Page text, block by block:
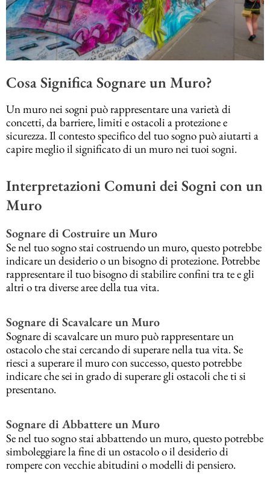
Cosa Significa Sognare un Muro?
Un muro nei sogni può rappresentare una varietà di
concetti, da barriere, limiti e ostacoli a protezione e
sicurezza. Il contesto specifico del tuo sogno può aiutarti a
capire meglio il significato di un muro nei tuoi sogni.
Interpretazioni Comuni dei Sogni con un
Muro
Sognare di Costruire un Muro
Se nel tuo sogno stai costruendo un muro, questo potrebbe
indicare un desiderio o un bisogno di protezione. Potrebbe
rappresentare il tuo bisogno di stabilire confini tra te e gli
altri o tra diverse aree della tua vita.
Sognare di Scavalcare un Muro
Sognare di scavalcare un muro può rappresentare un
ostacolo che stai cercando di superare nella tua vita. Se
riesci a superare il muro con successo, questo potrebbe
indicare che sei in grado di superare gli ostacoli che ti si
presentano.
Sognare di Abbattere un Muro
Se nel tuo sogno stai abbattendo un muro, questo potrebbe
simboleggiare la fine di un ostacolo o il desiderio di
rompere con vecchie abitudini o modelli di pensiero.